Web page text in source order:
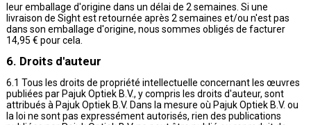
leur emballage d'origine dans un délai de 2 semaines. Si une
livraison de Sight est retournée après 2 semaines et/ou n'est pas
dans son emballage d'origine, nous sommes obligés de facturer
14,95 € pour cela.
6. Droits d'auteur
6.1 Tous les droits de propriété intellectuelle concernant les œuvres
publiées par Pajuk Optiek B.V., y compris les droits d'auteur, sont
attribués à Pajuk Optiek B.V. Dans la mesure où Pajuk Optiek B.V. ou
la loi ne sont pas expressément autorisés, rien des publications